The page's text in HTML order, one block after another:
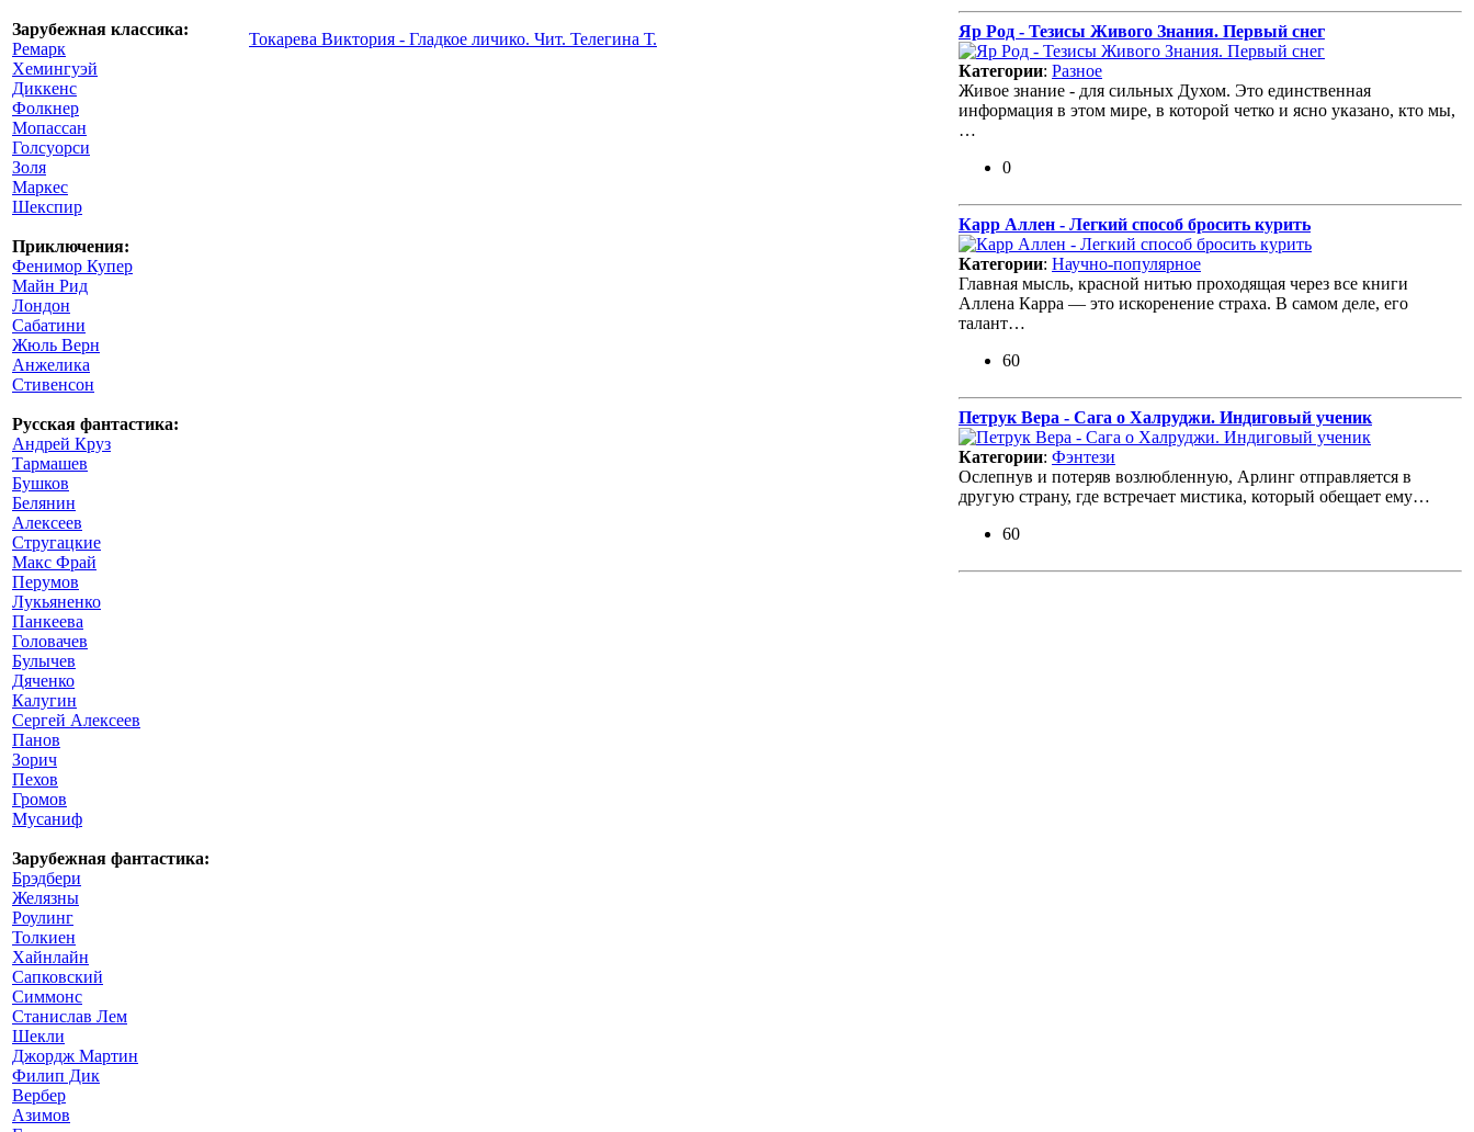
Зарубежная классика:
Ремарк
Хемингуэй
Диккенс
Фолкнер
Мопассан
Голсуорси
Золя
Маркес
Шекспир
Приключения:
Фенимор Купер
Майн Рид
Лондон
Сабатини
Жюль Верн
Анжелика
Стивенсон
Русская фантастика:
Андрей Круз
Тармашев
Бушков
Белянин
Алексеев
Стругацкие
Макс Фрай
Перумов
Лукьяненко
Панкеева
Головачев
Булычев
Дяченко
Калугин
Сергей Алексеев
Панов
Зорич
Пехов
Громов
Мусаниф
Зарубежная фантастика:
Брэдбери
Желязны
Роулинг
Толкиен
Хайнлайн
Сапковский
Симмонс
Станислав Лем
Шекли
Джордж Мартин
Филип Дик
Вербер
Азимов
Токарева Виктория - Гладкое личико. Чит. Телегина Т. Яр Род - Тезисы Живого Знания. Первый снег
Категории: Разное
Живое знание - для сильных Духом. Это единственная
информация в этом мире, в которой четко и ясно указано, кто мы,
…
0
Карр Аллен - Легкий способ бросить курить
Категории: Научно-популярное
Главная мысль, красной нитью проходящая через все книги
Аллена Карра — это искоренение страха. В самом деле, его
талант…
60
Петрук Вера - Сага о Халруджи. Индиговый ученик
Категории: Фэнтези
Ослепнув и потеряв возлюбленную, Арлинг отправляется в
другую страну, где встречает мистика, который обещает ему…
60